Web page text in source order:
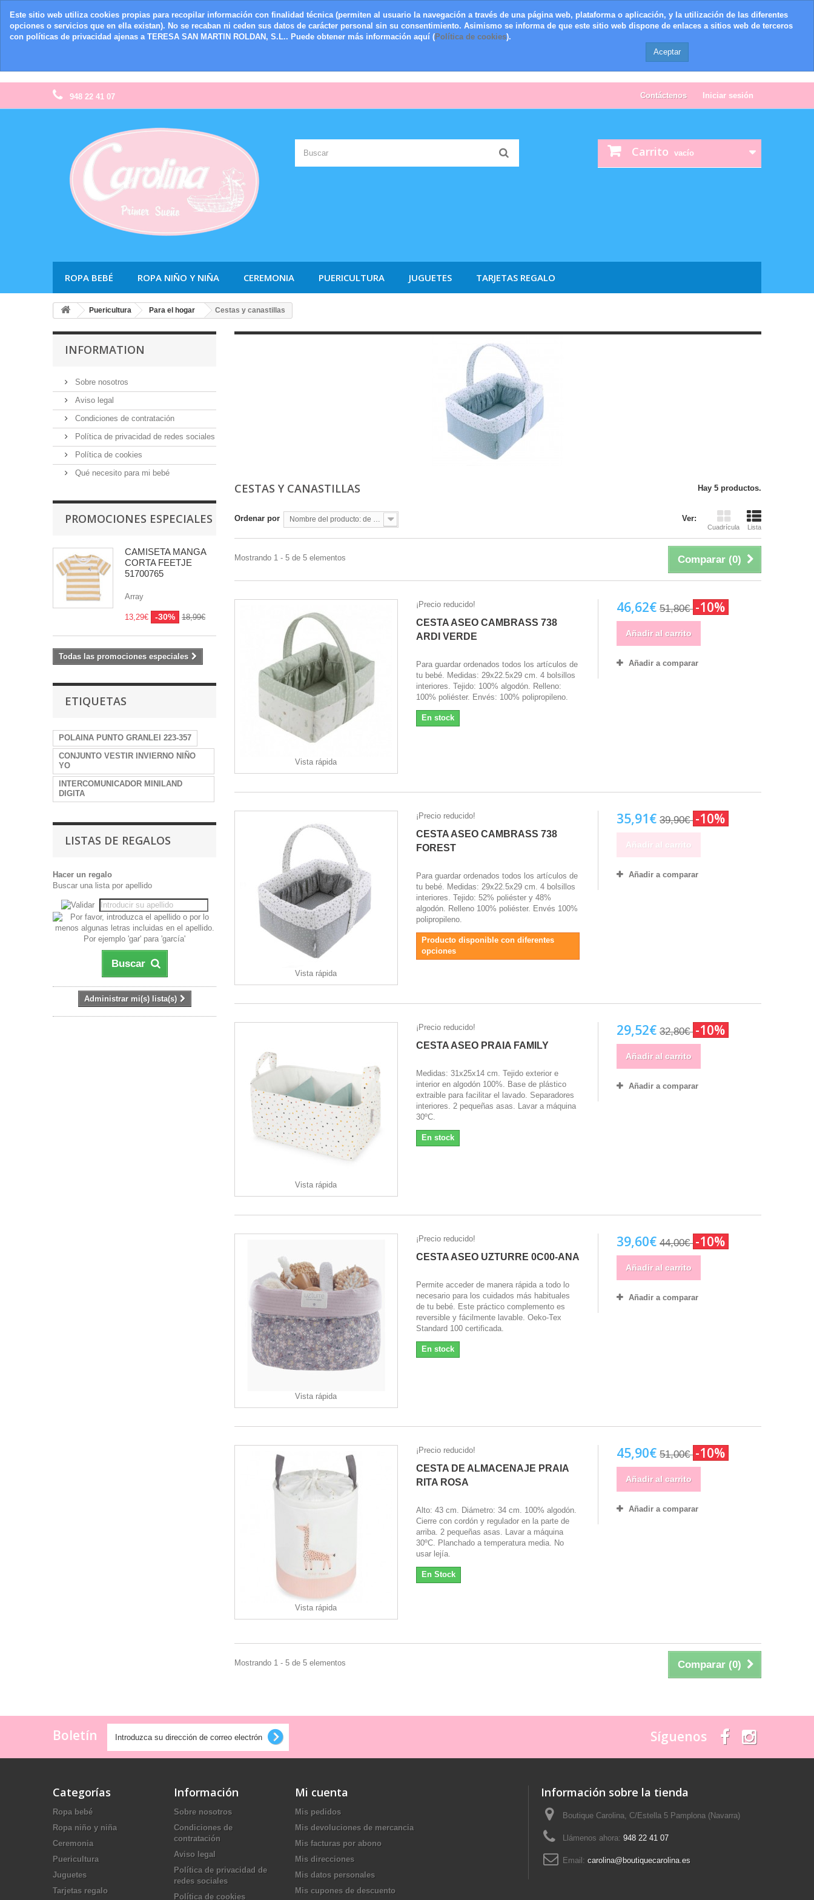
Este sitio web utiliza cookies propias para recopilar información con finalidad técnica (permiten al usuario la navegación a través de una página web, plataforma o aplicación, y la utilización de las diferentes
opciones o servicios que en ella existan). No se recaban ni ceden sus datos de carácter personal sin su consentimiento. Asimismo se informa de que este sitio web dispone de enlaces a sitios web de terceros
con políticas de privacidad ajenas a TERESA SAN MARTIN ROLDAN, S.L.. Puede obtener más información aquí (Política de cookies).
Aceptar
Iniciar sesión
Contáctenos
948 22 41 07
Carrito vacío
ROPA BEBÉ ROPA NIÑO Y NIÑA CEREMONIA PUERICULTURA JUGUETES TARJETAS REGALO
Puericultura Para el hogar Cestas y canastillas
INFORMATION
Sobre nosotros
Aviso legal
Condiciones de contratación
Política de privacidad de redes sociales
Política de cookies
Qué necesito para mi bebé
PROMOCIONES ESPECIALES
CAMISETA MANGA
CORTA FEETJE
51700765
Array
13,29€ -30% 18,99€
Todas las promociones especiales
ETIQUETAS
POLAINA PUNTO GRANLEI 223-357
CONJUNTO VESTIR INVIERNO NIÑO
YO
INTERCOMUNICADOR MINILAND
DIGITA
LISTAS DE REGALOS
Hacer un regalo
Buscar una lista por apellido
Buscar
Administrar mi(s) lista(s)
CESTAS Y CANASTILLAS Hay 5 productos.
Ver:
Cuadrícula Lista
Ordenar por Nombre del producto: de la A a la Z
Comparar (0)
Mostrando 1 - 5 de 5 elementos
Vista rápida
¡Precio reducido!
CESTA ASEO CAMBRASS 738
ARDI VERDE
Para guardar ordenados todos los artículos de
tu bebé. Medidas: 29x22.5x29 cm. 4 bolsillos
interiores. Tejido: 100% algodón. Relleno:
100% poliéster. Envés: 100% polipropileno.
En stock
46,62€ 51,80€ -10%
Añadir al carrito
Añadir a comparar
Vista rápida
¡Precio reducido!
CESTA ASEO CAMBRASS 738
FOREST
Para guardar ordenados todos los artículos de
tu bebé. Medidas: 29x22.5x29 cm. 4 bolsillos
interiores. Tejido: 52% poliéster y 48%
algodón. Relleno 100% poliéster. Envés 100%
polipropileno.
Producto disponible con diferentes
opciones
35,91€ 39,90€ -10%
Añadir al carrito
Añadir a comparar
Vista rápida
¡Precio reducido!
CESTA ASEO PRAIA FAMILY
Medidas: 31x25x14 cm. Tejido exterior e
interior en algodón 100%. Base de plástico
extraible para facilitar el lavado. Separadores
interiores. 2 pequeñas asas. Lavar a máquina
30ºC.
En stock
29,52€ 32,80€ -10%
Añadir al carrito
Añadir a comparar
Vista rápida
¡Precio reducido!
CESTA ASEO UZTURRE 0C00-ANA
Permite acceder de manera rápida a todo lo
necesario para los cuidados más habituales
de tu bebé. Este práctico complemento es
reversible y fácilmente lavable. Oeko-Tex
Standard 100 certificada.
En stock
39,60€ 44,00€ -10%
Añadir al carrito
Añadir a comparar
Vista rápida
¡Precio reducido!
CESTA DE ALMACENAJE PRAIA
RITA ROSA
Alto: 43 cm. Diámetro: 34 cm. 100% algodón.
Cierre con cordón y regulador en la parte de
arriba. 2 pequeñas asas. Lavar a máquina
30ºC. Planchado a temperatura media. No
usar lejía.
En Stock
45,90€ 51,00€ -10%
Añadir al carrito
Añadir a comparar
Comparar (0)
Mostrando 1 - 5 de 5 elementos
Boletín Síguenos
Categorías
Ropa bebé
Ropa niño y niña
Ceremonia
Puericultura
Juguetes
Tarjetas regalo
Información
Sobre nosotros
Condiciones de
contratación
Aviso legal
Política de privacidad de
redes sociales
Política de cookies
Mi cuenta
Mis pedidos
Mis devoluciones de mercancia
Mis facturas por abono
Mis direcciones
Mis datos personales
Mis cupones de descuento
Información sobre la tienda
Boutique Carolina, C/Estella 5 Pamplona (Navarra)
Llámenos ahora: 948 22 41 07
Email: carolina@boutiquecarolina.es